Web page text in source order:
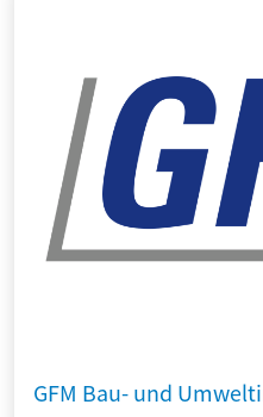
GFM Bau- und